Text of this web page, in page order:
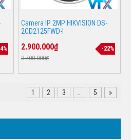
Camera IP 2MP HIKVISION DS-
2CD2125FWD-I
2.900.000₫
3.700.000₫
-22%
1 2 3 … 5 »